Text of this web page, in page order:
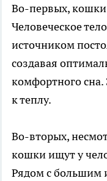
Во-первых, кошки
Человеческое
источником
создавая
комфортного сна.
к теплу.
Во-вторых,
кошки ищут у
Рядом с большим